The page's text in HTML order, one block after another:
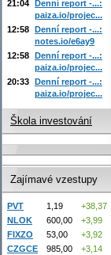
21:04 Denní report -...:
paiza.io/projec...
12:58 Denní report -...:
notes.io/e6ay9
12:58 Denní report -...:
paiza.io/projec...
20:33 Denní report -...:
paiza.io/projec...
Škola investování
Zajímavé vzestupy
PVT 1,19
+38,37
NLOK
600,00
+3,99
FIXZO
53,00
+3,92
CZGCE
985,00
+3,14